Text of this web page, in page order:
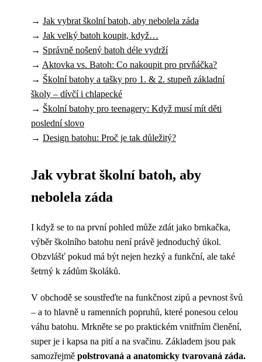
→ Jak vybrat školní batoh, aby nebolela záda
→ Jak velký batoh koupit, když…
→ Správně nošený batoh déle vydrží
→ Aktovka vs. Batoh: Co nakoupit pro prvňáčka?
→ Školní batohy a tašky pro 1. & 2. stupeň základní
školy – dívčí i chlapecké
→ Školní batohy pro teenagery: Když musí mít děti
poslední slovo
→ Design batohu: Proč je tak důležitý?
Jak vybrat školní batoh, aby
nebolela záda
I když se to na první pohled může zdát jako brnkačka,
výběr školního batohu není právě jednoduchý úkol.
Obzvlášť pokud má být nejen hezký a funkční, ale také
šetrný k zádům školáků.
V obchodě se soustřeďte na funkčnost zipů a pevnost švů
– a to hlavně u ramenních popruhů, které ponesou celou
váhu batohu. Mrkněte se po praktickém vnitřním členění,
super je i kapsa na pití a na svačinu. Základem jsou pak
samozřejmě polstrovaná a anatomicky tvarovaná záda.